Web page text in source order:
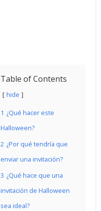
Table of Contents
hide
1 ¿Qué hacer este
Halloween?
2 ¿Por qué tendría que
enviar una invitación?
3 ¿Qué hace que una
invitación de Halloween
sea ideal?